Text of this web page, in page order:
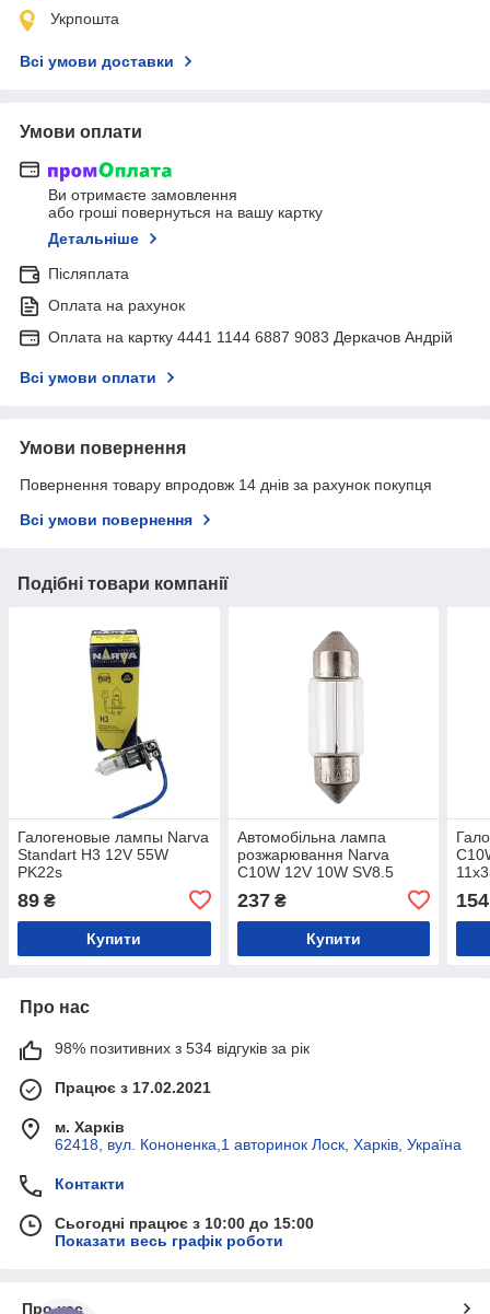
Укрпошта
Всі умови доставки
Умови оплати
Ви отримаєте замовлення
або гроші повернуться на вашу картку
Детальніше
Післяплата
Оплата на рахунок
Оплата на картку 4441 1144 6887 9083 Деркачов Андрій
Всі умови оплати
Умови повернення
Повернення товару впродовж 14 днів за рахунок покупця
Всі умови повернення
Подібні товари компанії
Галогеновые лампы Narva
Standart H3 12V 55W
PK22s
89 ₴
Купити
Автомобільна лампа
розжарювання Narva
C10W 12V 10W SV8.5
237₴
Купити
154
Про нас
98% позитивних з 534 відгуків за рік
Працює з 17.02.2021
м. Харків
62418, вул. Кононенка,1 авторинок Лоск, Харків, Україна
Контакти
Сьогодні працює з 10:00 до 15:00
Показати весь графік роботи
Про нас